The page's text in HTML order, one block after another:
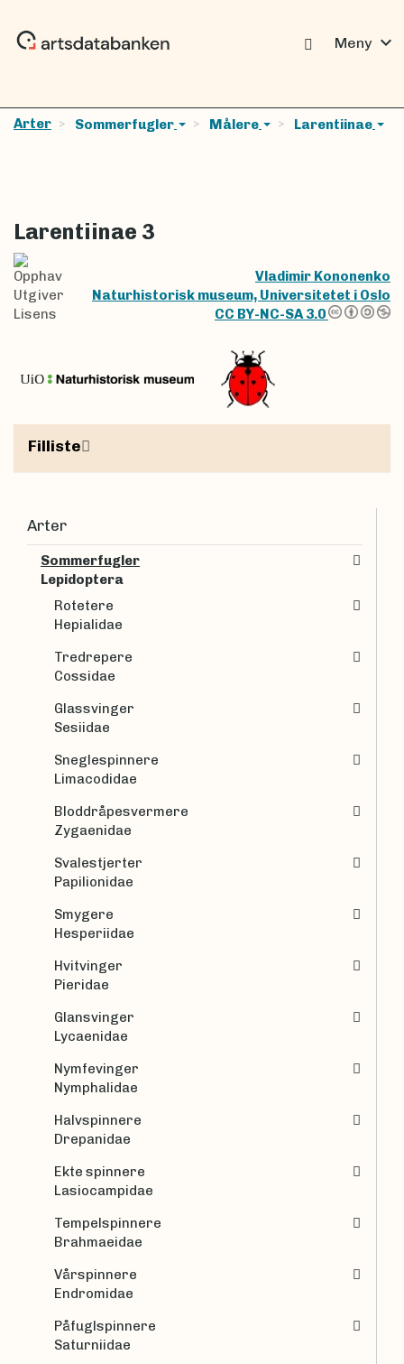
Meny expand_more
Arter Sommerfugler Målere Larentiinae
Larentiinae 3
Opphav
Vladimir Kononenko
Utgiver
Naturhistorisk museum, Universitetet i Oslo
Lisens
CC BY-NC-SA 3.0
Filliste
Arter
Sommerfugler
Lepidoptera
Rotetere
Hepialidae
Tredrepere
Cossidae
Glassvinger
Sesiidae
Sneglespinnere
Limacodidae
Bloddråpesvermere
Zygaenidae
Svalestjerter
Papilionidae
Smygere
Hesperiidae
Hvitvinger
Pieridae
Glansvinger
Lycaenidae
Nymfevinger
Nymphalidae
Halvspinnere
Drepanidae
Ekte spinnere
Lasiocampidae
Tempelspinnere
Brahmaeidae
Vårspinnere
Endromidae
Påfuglspinnere
Saturniidae